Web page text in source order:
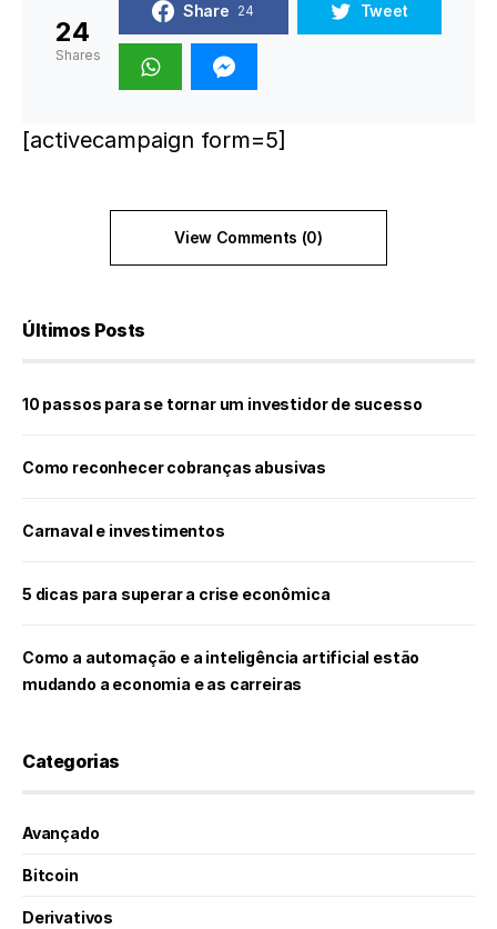
24
Shares
Share 24 Tweet
[activecampaign form=5]
View Comments (0)
Últimos Posts
10 passos para se tornar um investidor de sucesso
Como reconhecer cobranças abusivas
Carnaval e investimentos
5 dicas para superar a crise econômica
Como a automação e a inteligência artificial estão
mudando a economia e as carreiras
Categorias
Avançado
Bitcoin
Derivativos